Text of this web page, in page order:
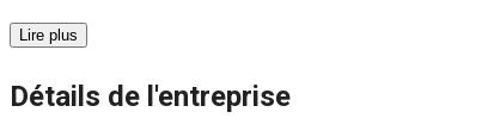
Lire plus
Détails de l'entreprise